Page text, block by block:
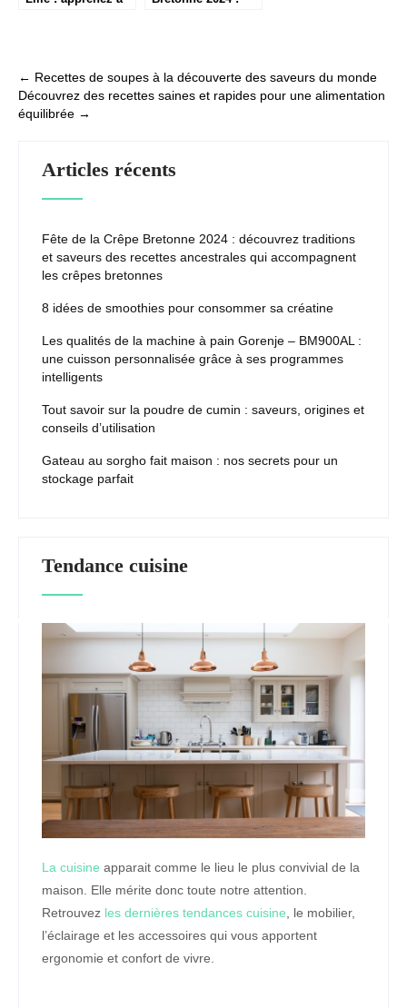
ancestrales qui
accompagnent les
Post
navigation
← Recettes de soupes à la découverte des saveurs du monde
Découvrez des recettes saines et rapides pour une alimentation
équilibrée →
Articles récents
Fête de la Crêpe Bretonne 2024 : découvrez traditions
et saveurs des recettes ancestrales qui accompagnent
les crêpes bretonnes
8 idées de smoothies pour consommer sa créatine
Les qualités de la machine à pain Gorenje – BM900AL :
une cuisson personnalisée grâce à ses programmes
intelligents
Tout savoir sur la poudre de cumin : saveurs, origines et
conseils d’utilisation
Gateau au sorgho fait maison : nos secrets pour un
stockage parfait
Tendance cuisine
La cuisine apparait comme le lieu le plus convivial de la
maison. Elle mérite donc toute notre attention.
Retrouvez les dernières tendances cuisine , le mobilier,
l’éclairage et les accessoires qui vous apportent
ergonomie et confort de vivre.